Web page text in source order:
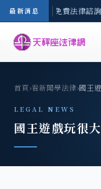
最新消息
-8/3(一) 現場免費法律諮
首頁›看新聞學法律›國王
LEGAL NEWS
國王遊戲玩很